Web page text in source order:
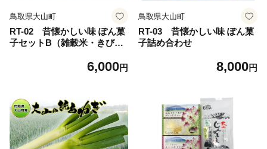
鳥取県大山町
RT-02 昔懐かしい味 ぽん菓
子セットB（雑穀米・きび
6,000円
鳥取県大山町
RT-03 昔懐かしい味 ぽん菓
子詰め合わせ
8,000円